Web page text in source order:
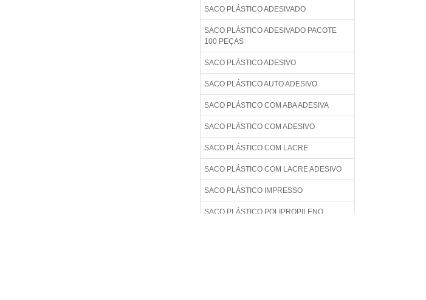
SACO PLÁSTICO ADESIVADO
SACO PLÁSTICO ADESIVADO PACOTE
100 PEÇAS
SACO PLÁSTICO ADESIVO
SACO PLÁSTICO AUTO ADESIVO
SACO PLÁSTICO COM ABA ADESIVA
SACO PLÁSTICO COM ADESIVO
SACO PLÁSTICO COM LACRE
SACO PLÁSTICO COM LACRE ADESIVO
SACO PLÁSTICO IMPRESSO
SACO PLÁSTICO POLIPROPILENO